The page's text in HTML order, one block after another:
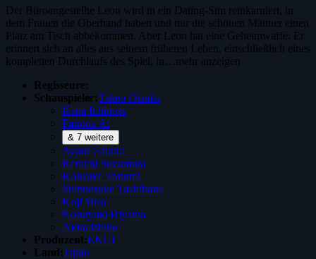
Der Büroangestellte Leon wird in ein Dating-Sim reinkarniert, in
dem Frauen die Oberhand haben und nur die schönen Männer einen
Platz am Tisch abbekommen. Aber Leon hat eine Geheimwaffe: Er
erinnert sich an alles aus seinem früheren Leben, einschließlich eines
kompletten Durchlaufs des Spiel, in…mehr anzeigen
Regisseure:
Schauspieler:Takeo Otsuka
Kana Ichinose
Fairouz Ai
& 7 weitere
Ayane Sakura
Kenichi Suzumura
Kohsuke Toriumi
Shinnosuke Tachibana
Koji Yusa
Nobuyuki Hiyama
Akira Ishida
Produzent:ENGI
Land:Japan